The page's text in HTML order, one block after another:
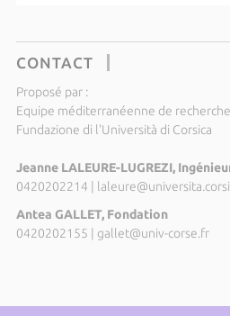
CONTACT
Proposé par :
Equipe méditerranéenne de
Fundazione di l'Università di Corsica
Jeanne LALEURE-LUGREZI,
0420202214
Antea GALLET, Fondation
0420202155
gallet@univ-corse.fr